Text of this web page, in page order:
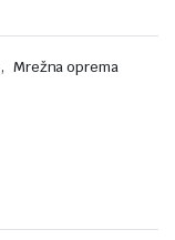
, Mrežna oprema